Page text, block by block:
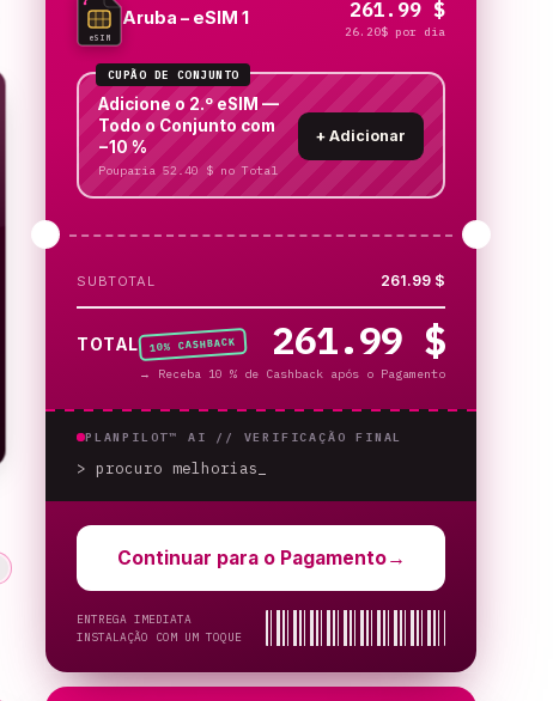
eSIM
Aruba – eSIM 1 261.99 $
26.20$ por dia
CUPÃO DE CONJUNTO
Adicione o 2.º eSIM —
Todo o Conjunto com
−10 %
Pouparia 52.40 $ no Total
+ Adicionar
SUBTOTAL 261.99 $
TOTAL 10% CASHBACK 261.99 $
→ Receba 10 % de Cashback após o Pagamento
PLANPILOT™ AI // VERIFICAÇÃO FINAL
> procuro melhorias
Continuar para o Pagamento→
ENTREGA IMEDIATA
INSTALAÇÃO COM UM TOQUE